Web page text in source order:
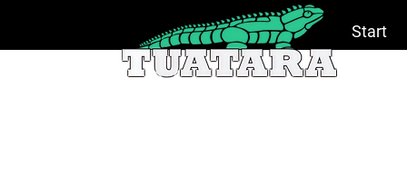
Start